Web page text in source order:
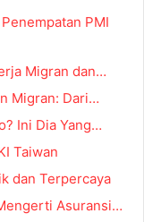
PMI
Migran dan…
Migran: Dari…
Ini Dia Yang…
Taiwan
dan Terpercaya
Asuransi…